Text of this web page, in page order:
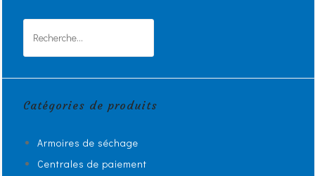
Catégories de produits
Armoires de séchage
Centrales de paiement